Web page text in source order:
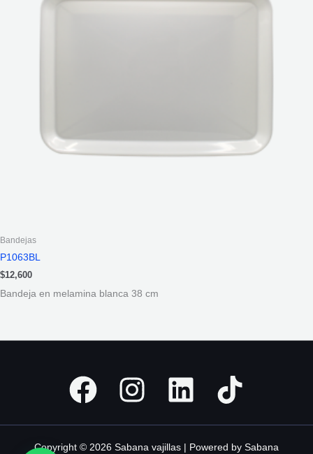
Bandejas
P1063BL
$12,600
Bandeja en melamina blanca 38 cm
Copyright © 2026 Sabana vajillas | Powered by Sabana